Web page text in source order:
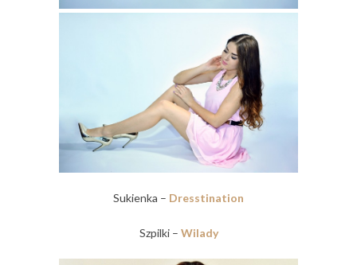
Sukienka – Dresstination
Szpilki – Wilady